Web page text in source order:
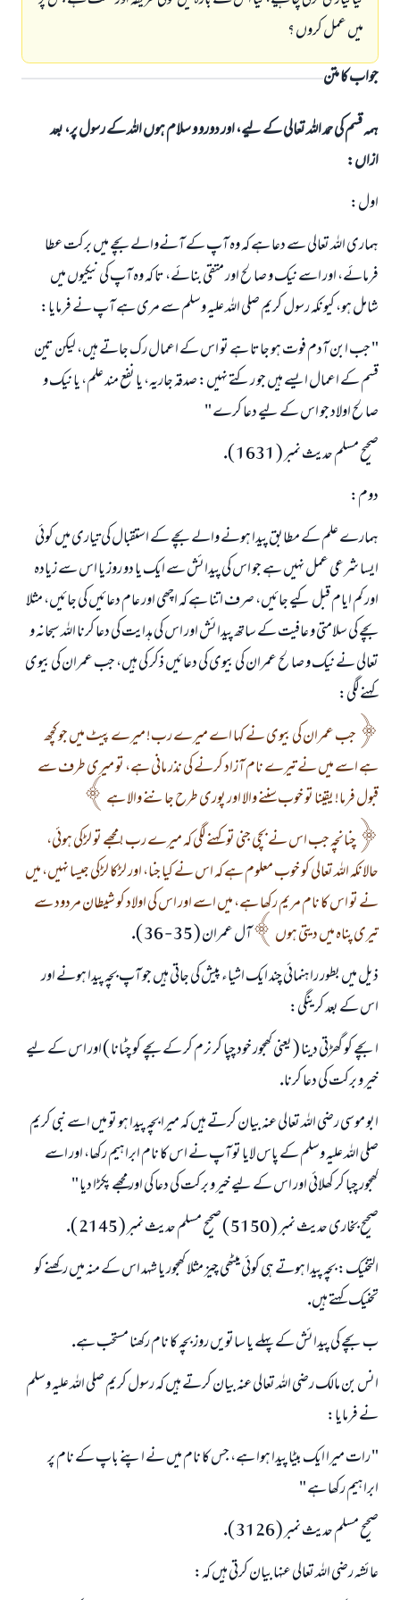
ميں عمل كروں ؟
جواب کا متن
ہمہ قسم کی حمد اللہ تعالی کے لیے، اور دورو و سلام ہوں اللہ کے رسول پر، بعد
ازاں:
اول:
ہمارى اللہ تعالى سے دعا ہے كہ وہ آپ كے آنےوالے بچے ميں بركت عطا
فرمائے، اور اسے نيك و صالح اور متقى بنائے، تا كہ وہ آپ كى نيكيوں ميں
شامل ہو، كيونكہ رسول كريم صلى اللہ عليہ وسلم سے مرى ہے آپ نے فرمايا:
" جب ابن آدم فوت ہو جاتا ہے تو اس كے اعمال رك جاتے ہيں، ليكن تين
قسم كے اعمال ايسے ہيں جو ركتے نہيں: صدقہ جاريہ، يا نفع مند علم، يا نيك و
صالح اولاد جو اس كے ليے دعا كرے "
صحيح مسلم حديث نمبر ( 1631 ).
دوم:
ہمارے علم كے مطابق پيدا ہونے والے بچے كے استقبال كى تيارى ميں كوئى
ايسا شرعى عمل نہيں ہے جو اس كى پيدائش سے ايك يا دو روز يا اس سے زيادہ
اور كم ايام قبل كيے جائيں، صرف اتنا ہے كہ اچھى اور عام دعائيں كى جائيں، مثلا
بچے كى سلامتى و عافيت كے ساتھ پيدائش اور اس كى ہدايت كى دعا كرنا اللہ سبحانہ و
تعالى نے نيك و صالح عمران كى بيوى كى دعائيں ذكر كي ہيں، جب عمران كى بيوى
كہنے لگى:
جب عمران كى بيوى نے كہا اے ميرے رب! ميرے پيٹ ميں جو كچھ
ہے اسے ميں نے تيرے نام آزاد كرنے كى نذر مانى ہے، تو ميرى طرف سے
قبول فرما! يقينا تو خوب سننے والا اور پورى طرح جاننے والا ہے
چنانچہ جب اس نے بچى جنى تو كہنے لگى كہ ميرے رب ! مجھے تو لڑكى ہوئى،
حالانكہ اللہ تعالى كو خوب معلوم ہے كہ اس نے كيا جنا، اور لڑكا لڑكى جيسا نہيں، ميں
نے تو اس كا نام مريم ركھا ہے، ميں اسے اور اس كى اولاد كو شيطان مردود سے
تيرى پناہ ميں ديتى ہوں
آل عمران ( 35 - 36 ).
ذيل ميں بطور راہنمائى چند ايك اشياء پيش كى جاتى ہيں جو آپ بچہ پيدا ہونے اور
اس كے بعد كرينگى:
ا ـ بچے كو گھڑتى دينا ( يعنى كھجور خود چپا كر نرم كر كے بچے كو چٹانا ) اور اس كے ليے
خير و بركت كى دعا كرنا.
ابو موسى رضى اللہ تعالى عنہ بيان كرتے ہيں كہ ميرا بچہ پيدا ہو تو ميں اسے نبى كريم
صلى اللہ عليہ وسلم كے پاس لايا تو آپ نے اس كا نام ابراہيم ركھا، اور اسے
كھجور چبا كر كھلائى اور اس كے ليے خير و بركت كى دعا كى اور مجھے پكڑا ديا "
صحيح بخارى حديث نمبر ( 5150 ) صحيح مسلم حديث نمبر ( 2145 ).
التحنيك: بچہ پيدا ہوتے ہى كوئى ميٹھى چيز مثلا كھجور يا شہد اس كے منہ ميں ركھنے كو
تحنيك كہتے ہيں.
ب ـ بچے كى پيدائش كے پہلے يا ساتويں روز بچہ كا نام ركھنا مستحب ہے.
انس بن مالك رضى اللہ تعالى عنہ بيان كرتے ہيں كہ رسول كريم صلى اللہ عليہ وسلم
نے فرمايا:
" رات ميرا ايك بيٹا پيدا ہوا ہے، جس كا نام ميں نے اپنے باپ كے نام پر
ابراہيم ركھا ہے "
صحيح مسلم حديث نمبر ( 3126 ).
عائشہ رضى اللہ تعالى عنہا بيان كرتى ہيں كہ: